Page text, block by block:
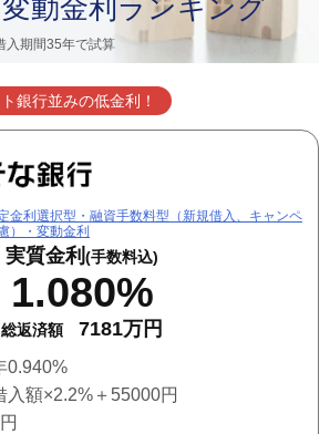
動金利ランキング
期間35年で試算
銀行並みの低金利！
金利選択型・融資手数料型（新規借入、キャンペ
）・変動金利
実質金利 (手数料込)
1.080%
総返済額 7181万円
0.940%
入額×2.2%＋55000円